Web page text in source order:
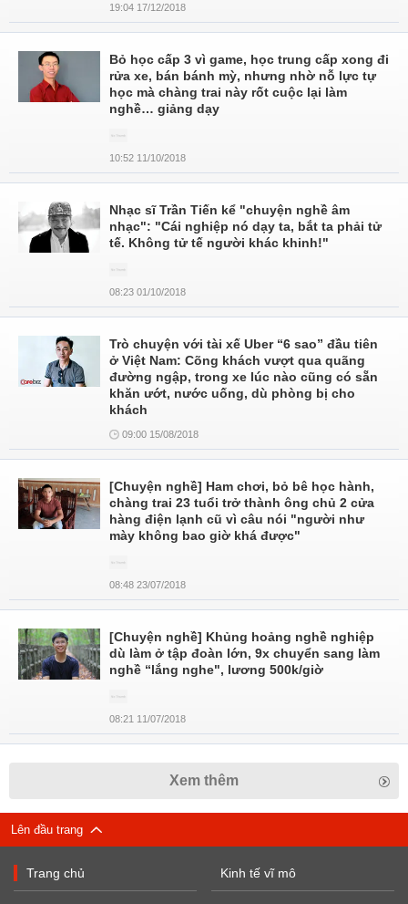
19:04 17/12/2018
Bỏ học cấp 3 vì game, học trung cấp xong đi
rửa xe, bán bánh mỳ, nhưng nhờ nỗ lực tự
học mà chàng trai này rốt cuộc lại làm
nghề… giảng dạy
10:52 11/10/2018
Nhạc sĩ Trần Tiến kể "chuyện nghề âm
nhạc": "Cái nghiệp nó dạy ta, bắt ta phải tử
tế. Không tử tế người khác khinh!"
08:23 01/10/2018
Trò chuyện với tài xế Uber “6 sao” đầu tiên
ở Việt Nam: Cõng khách vượt qua quãng
đường ngập, trong xe lúc nào cũng có sẵn
khăn ướt, nước uống, dù phòng bị cho
khách
09:00 15/08/2018
[Chuyện nghề] Ham chơi, bỏ bê học hành,
chàng trai 23 tuổi trở thành ông chủ 2 cửa
hàng điện lạnh cũ vì câu nói "người như
mày không bao giờ khá được"
08:48 23/07/2018
[Chuyện nghề] Khủng hoảng nghề nghiệp
dù làm ở tập đoàn lớn, 9x chuyển sang làm
nghề “lắng nghe", lương 500k/giờ
08:21 11/07/2018
Xem thêm
Lên đầu trang
Trang chủ Kinh tế vĩ mô